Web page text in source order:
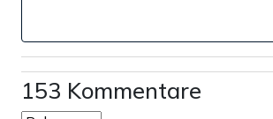
153 Kommentare